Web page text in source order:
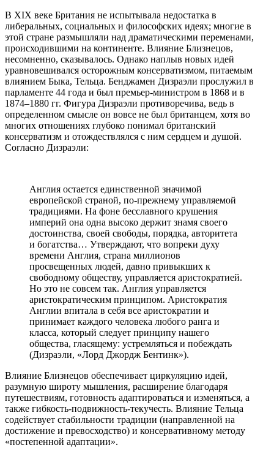
В XIX веке Британия не испытывала недостатка в
либеральных, социальных и философских идеях; многие в
этой стране размышляли над драматическими переменами,
происходившими на континенте. Влияние Близнецов,
несомненно, сказывалось. Однако наплыв новых идей
уравновешивался осторожным консерватизмом, питаемым
влиянием Быка, Тельца. Бенджамен Дизраэли прослужил в
парламенте 44 года и был премьер-министром в 1868 и в
1874–1880 гг. Фигура Дизраэли противоречива, ведь в
определенном смысле он вовсе не был британцем, хотя во
многих отношениях глубоко понимал британский
консерватизм и отождествлялся с ним сердцем и душой.
Согласно Дизраэли:
Англия остается единственной значимой
европейской страной, по-прежнему управляемой
традициями. На фоне бесславного крушения
империй она одна высоко держит знамя своего
достоинства, своей свободы, порядка, авторитета
и богатства… Утверждают, что вопреки духу
времени Англия, страна миллионов
просвещенных людей, давно привыкших к
свободному обществу, управляется аристократией.
Но это не совсем так. Англия управляется
аристократическим принципом. Аристократия
Англии впитала в себя все аристократии и
принимает каждого человека любого ранга и
класса, который следует принципу нашего
общества, гласящему: устремляться и побеждать
(Дизраэли, «Лорд Джордж Бентинк»).
Влияние Близнецов обеспечивает циркуляцию идей,
разумную широту мышления, расширение благодаря
путешествиям, готовность адаптироваться и изменяться, а
также гибкость-подвижность-текучесть. Влияние Тельца
содействует стабильности традиции (направленной на
достижение и превосходство) и консервативному методу
«постепенной адаптации».